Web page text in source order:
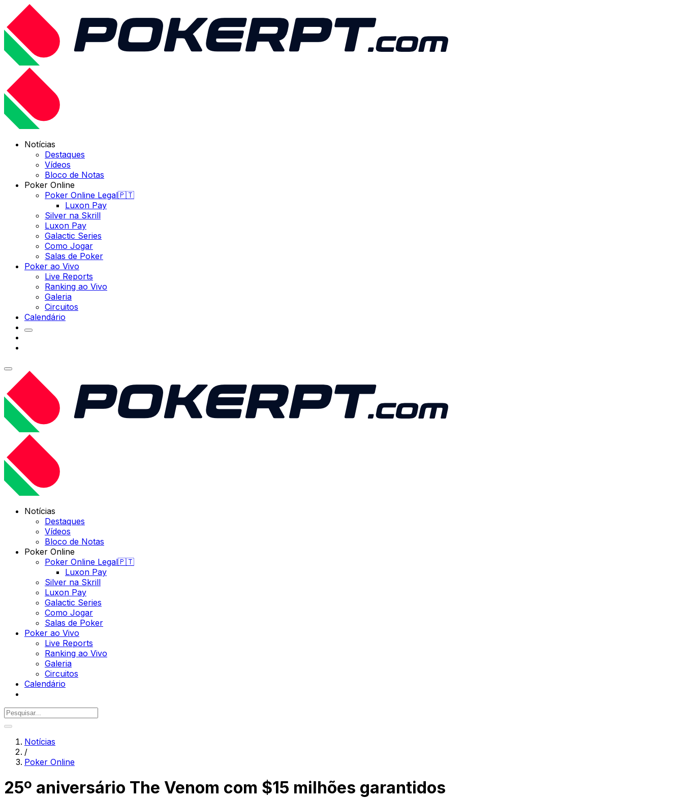
Notícias
Destaques
Vídeos
Bloco de Notas
Poker Online
Poker Online Legal🇵🇹
Luxon Pay
Silver na Skrill
Luxon Pay
Galactic Series
Como Jogar
Salas de Poker
Poker ao Vivo
Live Reports
Ranking ao Vivo
Galeria
Circuitos
Calendário
Notícias
Destaques
Vídeos
Bloco de Notas
Poker Online
Poker Online Legal🇵🇹
Luxon Pay
Silver na Skrill
Luxon Pay
Galactic Series
Como Jogar
Salas de Poker
Poker ao Vivo
Live Reports
Ranking ao Vivo
Galeria
Circuitos
Calendário
Notícias
/
Poker Online
25º aniversário The Venom com $15 milhões garantidos